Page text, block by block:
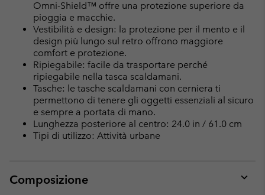
Omni-Shield™ offre una protezione superiore da
pioggia e macchie.
Vestibilità e design: la protezione per il mento e il
design più lungo sul retro offrono maggiore
comfort e protezione.
Ripiegabile: facile da trasportare perché
ripiegabile nella tasca scaldamani.
Tasche: le tasche scaldamani con cerniera ti
permettono di tenere gli oggetti essenziali al sicuro
e sempre a portata di mano.
Lunghezza posteriore al centro: 24.0 in / 61.0 cm
Tipi di utilizzo: Attività urbane
Composizione